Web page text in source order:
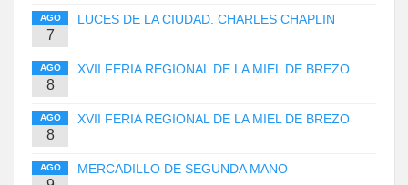
AGO
7
LUCES DE LA CIUDAD. CHARLES CHAPLIN
AGO
8
XVII FERIA REGIONAL DE LA MIEL DE BREZO
AGO
8
XVII FERIA REGIONAL DE LA MIEL DE BREZO
AGO MERCADILLO DE SEGUNDA MANO